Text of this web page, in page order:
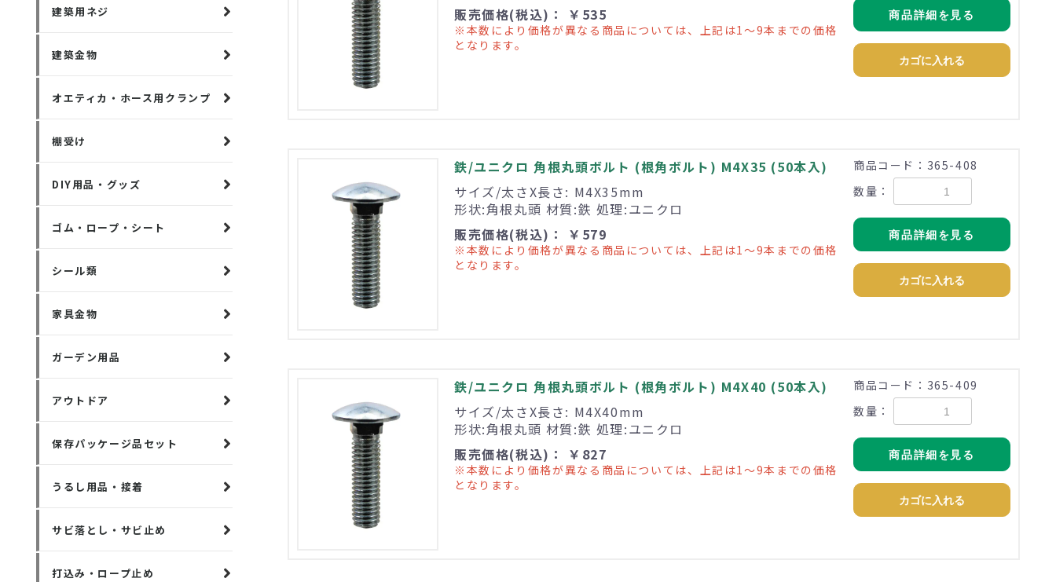
建築用ネジ
建築金物
オエティカ・ホース用クランプ
棚受け
DIY用品・グッズ
ゴム・ロープ・シート
シール類
家具金物
ガーデン用品
アウトドア
保存パッケージ品セット
うるし用品・接着
サビ落とし・サビ止め
打込み・ロープ止め
販売価格(税込)： ￥535
※本数により価格が異なる商品については、上記は1～9本までの価格
となります。
商品詳細を見る
カゴに入れる
鉄/ユニクロ 角根丸頭ボルト (根角ボルト) M4X35 (50本入)
サイズ/太さX長さ: M4X35mm
形状:角根丸頭 材質:鉄 処理:ユニクロ
販売価格(税込)： ￥579
※本数により価格が異なる商品については、上記は1～9本までの価格
となります。
商品コード：365-408
数量：
商品詳細を見る
カゴに入れる
鉄/ユニクロ 角根丸頭ボルト (根角ボルト) M4X40 (50本入)
サイズ/太さX長さ: M4X40mm
形状:角根丸頭 材質:鉄 処理:ユニクロ
販売価格(税込)： ￥827
※本数により価格が異なる商品については、上記は1～9本までの価格
となります。
商品コード：365-409
数量：
商品詳細を見る
カゴに入れる